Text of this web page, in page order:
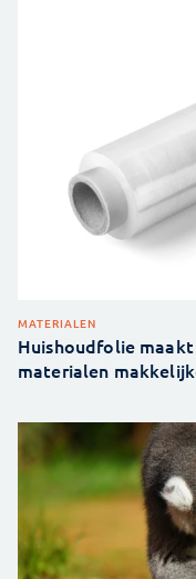
MATERIALEN
Huishoudfolie
materialen